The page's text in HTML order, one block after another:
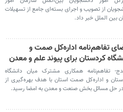
از تصویب و اجرای بسته‌ای جامع از تسهیلات
بین الملل خبر داد.
تفاهم‌نامه اداره‌کل صمت و
کردستان برای پیوند علم و معدن
تفاهم‌نامه همکاری مشترک میان دانشگاه
و اداره‌کل صمت استان با هدف بهره‌گیری از
حل مسائل بخش صنعت و معدن به امضا رسید.